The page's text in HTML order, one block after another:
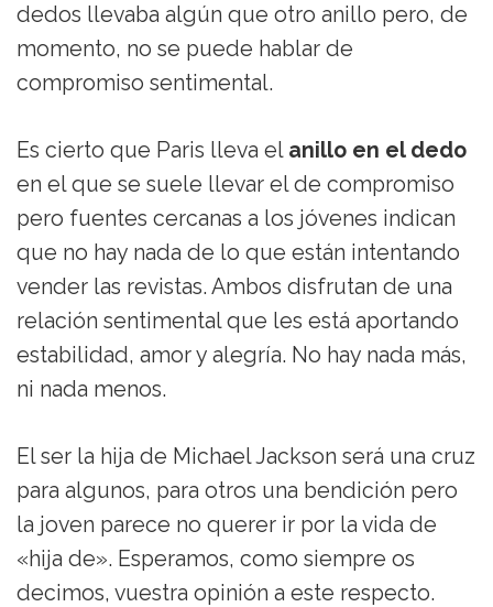
dedos llevaba algún que otro anillo pero, de
momento, no se puede hablar de
compromiso sentimental.
Es cierto que Paris lleva el anillo en el dedo
en el que se suele llevar el de compromiso
pero fuentes cercanas a los jóvenes indican
que no hay nada de lo que están intentando
vender las revistas. Ambos disfrutan de una
relación sentimental que les está aportando
estabilidad, amor y alegría. No hay nada más,
ni nada menos.
El ser la hija de Michael Jackson será una cruz
para algunos, para otros una bendición pero
la joven parece no querer ir por la vida de
«hija de». Esperamos, como siempre os
decimos, vuestra opinión a este respecto.